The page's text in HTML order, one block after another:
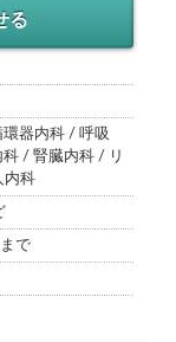
る
器内科 / 呼吸
/ 腎臓内科 / リ
内科
で